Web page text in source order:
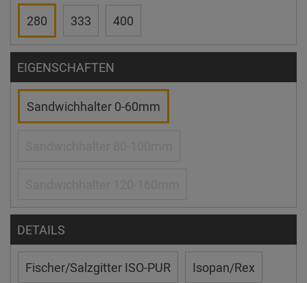
280 333 400
EIGENSCHAFTEN
Sandwichhalter 0-60mm
DETAILS
Fischer/Salzgitter ISO-PUR Isopan/Rex